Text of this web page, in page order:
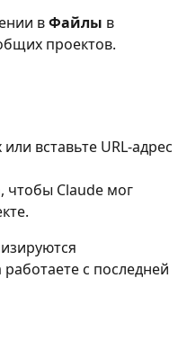
в Файлы в
проектов.
вставьте URL-адрес
чтобы Claude мог
с последней